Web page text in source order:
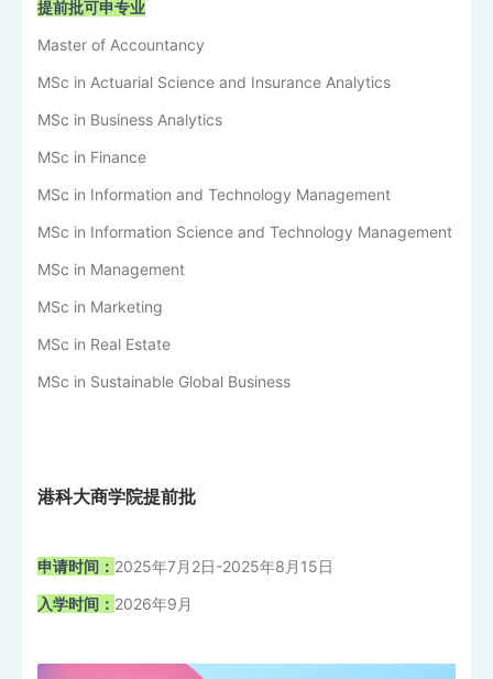
提前批可申专业
Master of Accountancy
MSc in Actuarial Science and Insurance Analytics
MSc in Business Analytics
MSc in Finance
MSc in Information and Technology Management
MSc in Information Science and Technology Management
MSc in Management
MSc in Marketing
MSc in Real Estate
MSc in Sustainable Global Business
港科大商学院提前批
申请时间： 2025年7月2日-2025年8月15日
入学时间： 2026年9月